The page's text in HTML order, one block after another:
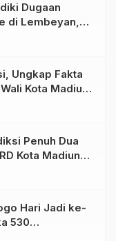
Dugaan
di Lembeyan,
Epidemiologi
Ungkap Fakta
Kota Madiun
Penuh Dua
Kota Madiun
Penanganan
Hari Jadi ke-
530
Kinanthi